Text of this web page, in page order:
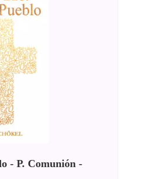
- P. Comunión -